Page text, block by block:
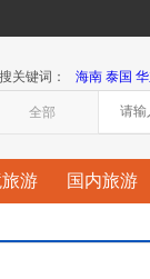
关键词： 海南 泰国
全部
游 国内旅游